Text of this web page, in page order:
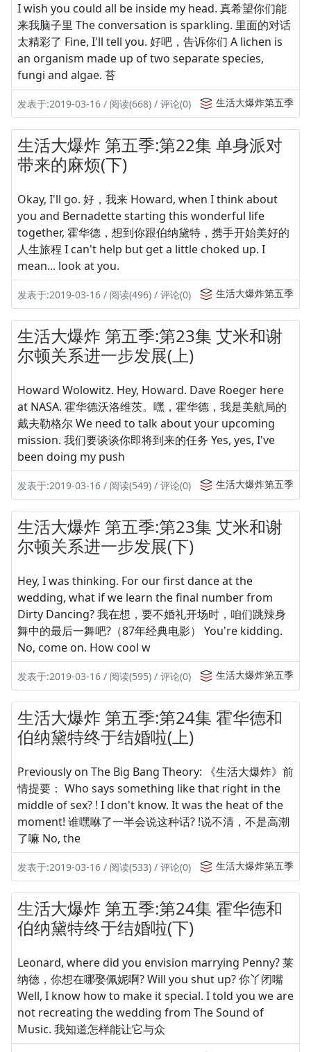
I wish you could all be inside my head. 真希望你们能
来我脑子里 The conversation is sparkling. 里面的对话
太精彩了 Fine, I'll tell you. 好吧，告诉你们 A lichen is
an organism made up of two separate species,
fungi and algae. 苔
发表于:2019-03-16 / 阅读(668) / 评论(0) 生活大爆炸第五季
生活大爆炸 第五季:第22集 单身派对
带来的麻烦(下)
Okay, I'll go. 好，我来 Howard, when I think about
you and Bernadette starting this wonderful life
together, 霍华德，想到你跟伯纳黛特，携手开始美好的
人生旅程 I can't help but get a little choked up. I
mean... look at you.
发表于:2019-03-16 / 阅读(496) / 评论(0) 生活大爆炸第五季
生活大爆炸 第五季:第23集 艾米和谢
尔顿关系进一步发展(上)
Howard Wolowitz. Hey, Howard. Dave Roeger here
at NASA. 霍华德沃洛维茨。嘿，霍华德，我是美航局的
戴夫勒格尔 We need to talk about your upcoming
mission. 我们要谈谈你即将到来的任务 Yes, yes, I've
been doing my push
发表于:2019-03-16 / 阅读(549) / 评论(0) 生活大爆炸第五季
生活大爆炸 第五季:第23集 艾米和谢
尔顿关系进一步发展(下)
Hey, I was thinking. For our first dance at the
wedding, what if we learn the final number from
Dirty Dancing? 我在想，要不婚礼开场时，咱们跳辣身
舞中的最后一舞吧?（87年经典电影） You're kidding.
No, come on. How cool w
发表于:2019-03-16 / 阅读(595) / 评论(0) 生活大爆炸第五季
生活大爆炸 第五季:第24集 霍华德和
伯纳黛特终于结婚啦(上)
Previously on The Big Bang Theory: 《生活大爆炸》前
情提要： Who says something like that right in the
middle of sex? ! I don't know. It was the heat of the
moment! 谁嘿咻了一半会说这种话? !说不清，不是高潮
了嘛 No, the
发表于:2019-03-16 / 阅读(533) / 评论(0) 生活大爆炸第五季
生活大爆炸 第五季:第24集 霍华德和
伯纳黛特终于结婚啦(下)
Leonard, where did you envision marrying Penny? 莱
纳德，你想在哪娶佩妮啊? Will you shut up? 你丫闭嘴
Well, I know how to make it special. I told you we are
not recreating the wedding from The Sound of
Music. 我知道怎样能让它与众